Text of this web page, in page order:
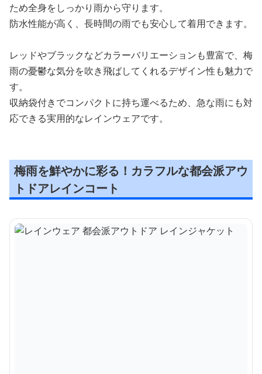
ため全身をしっかり雨から守ります。
防水性能が高く、長時間の雨でも安心して着用できます。
レッドやブラックなどカラーバリエーションも豊富で、梅
雨の憂鬱な気分を吹き飛ばしてくれるデザイン性も魅力で
す。
収納袋付きでコンパクトに持ち運べるため、急な雨にも対
応できる実用的なレインウェアです。
梅雨を鮮やかに彩る！カラフルな都会派アウ
トドアレインコート